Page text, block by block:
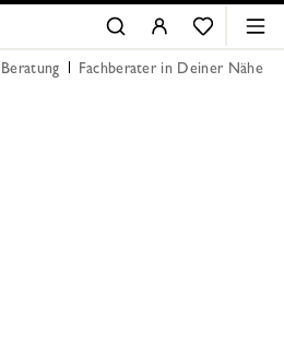
Beratung Fachberater in Deiner Nähe